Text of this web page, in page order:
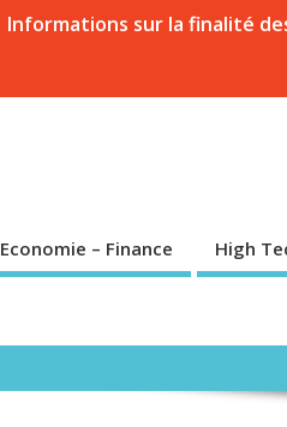
Informations sur la finalité
Economie – Finance High